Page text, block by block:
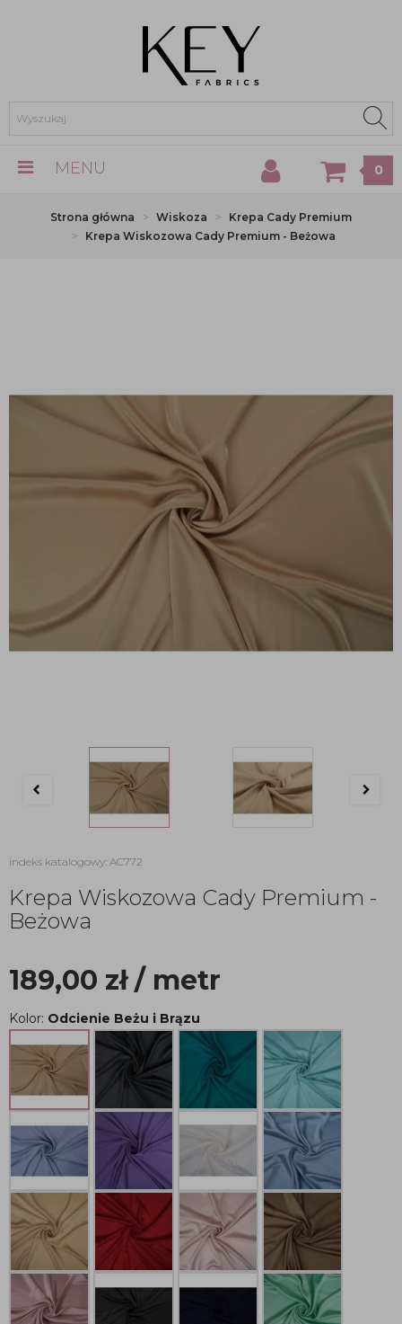
MENU 0
Strona główna Wiskoza
Krepa Cady Premium
Krepa Wiskozowa Cady Premium - Beżowa
indeks katalogowy: AC772
Krepa Wiskozowa Cady Premium -
Beżowa
189,00 zł/ metr
Kolor: Odcienie Beżu i Brązu